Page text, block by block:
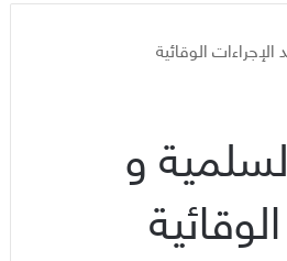
الوقائية
و